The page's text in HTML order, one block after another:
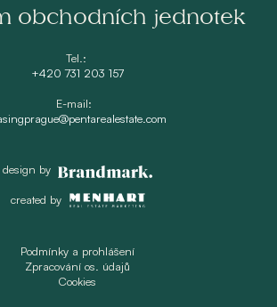
obchodních jednotek
Tel.:
+420 731 203 157
E-mail:
design by
created by
Podmínky a prohlášení
Zpracování os. údajů
Cookies